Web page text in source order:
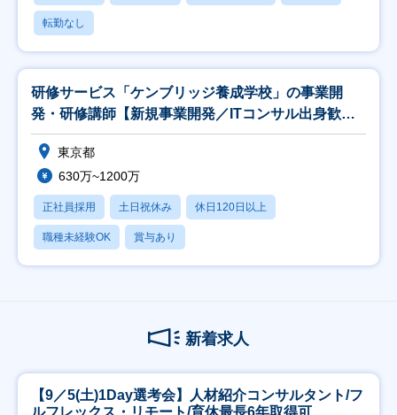
転勤なし
研修サービス「ケンブリッジ養成学校」の事業開
発・研修講師【新規事業開発／ITコンサル出身歓
迎】
東京都
630万~1200万
正社員採用 土日祝休み 休日120日以上
職種未経験OK 賞与あり
新着求人
【9／5(土)1Day選考会】人材紹介コンサルタント/フ
ルフレックス・リモート/育休最長6年取得可